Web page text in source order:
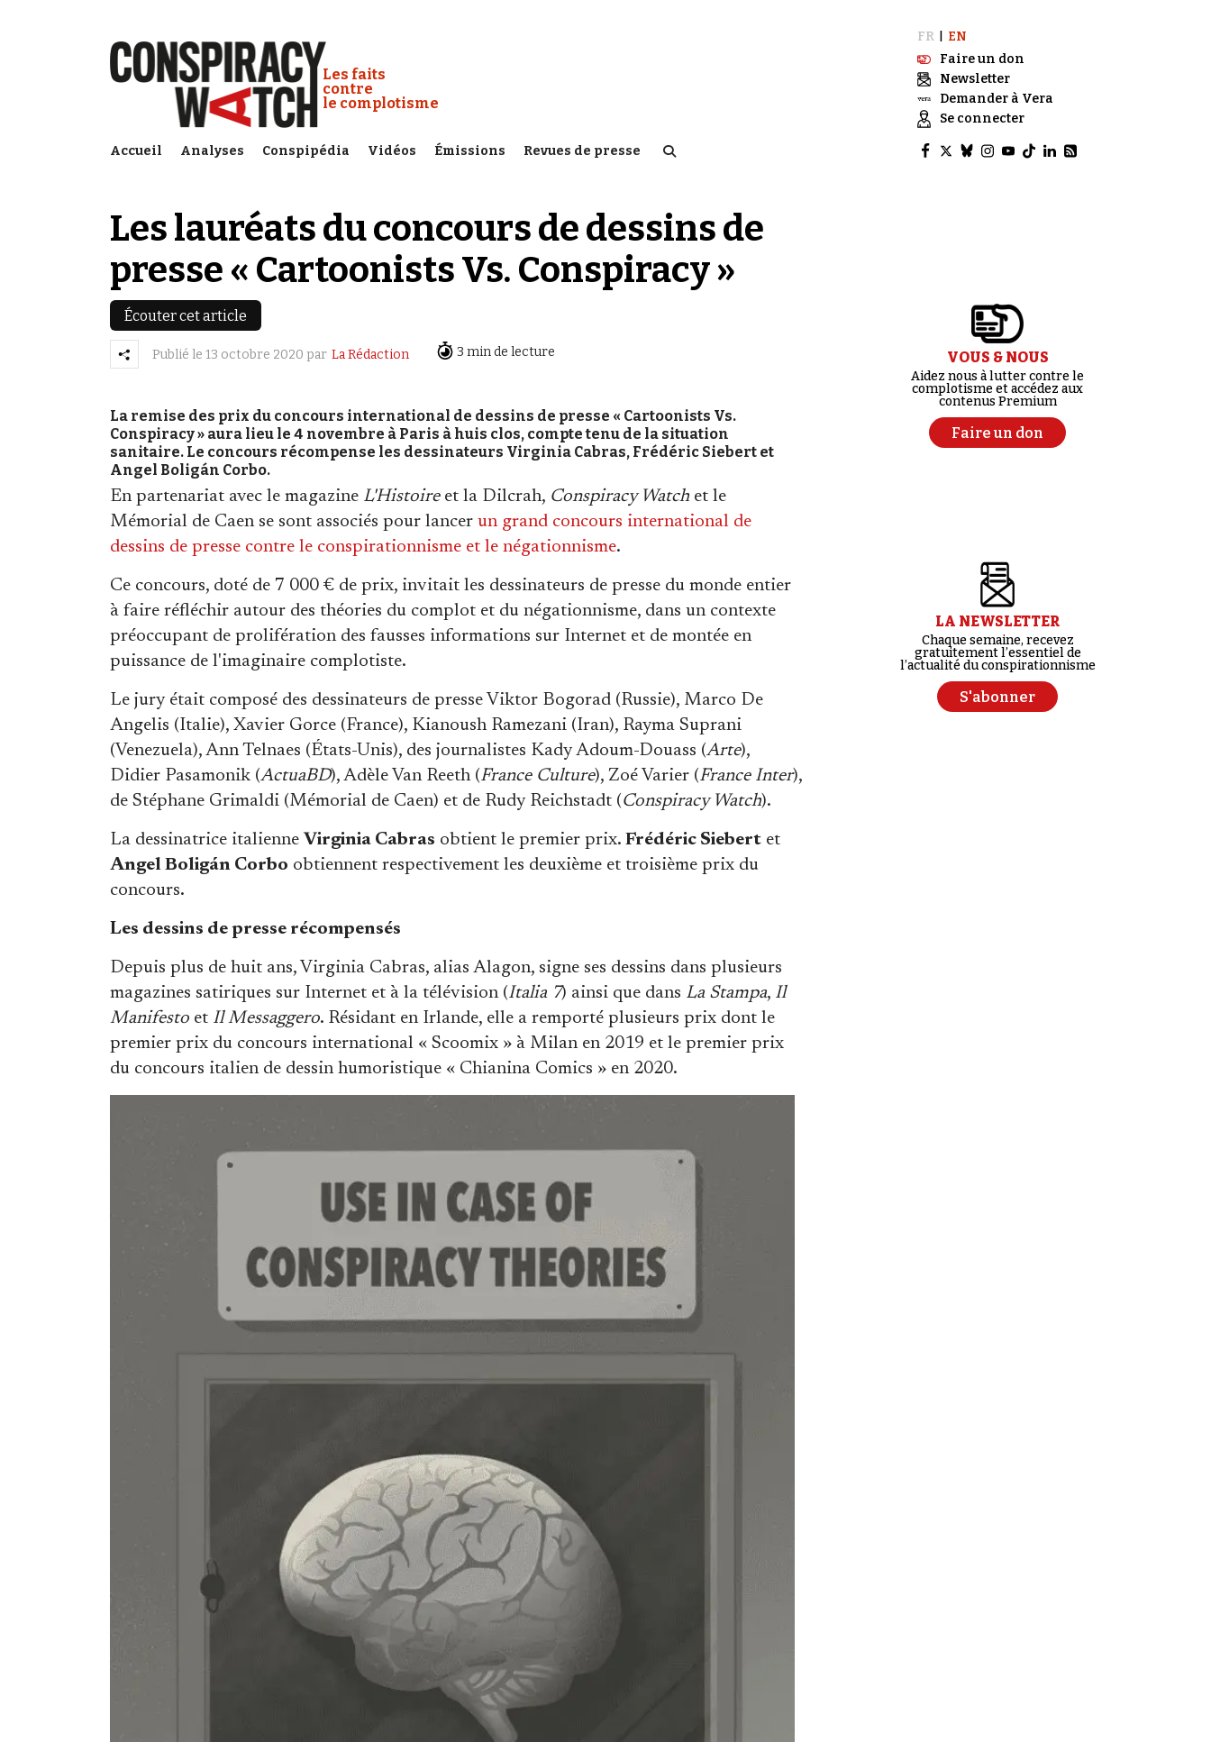
Conspiracy Watch :
Les faits
contre
le complotisme
Accueil Analyses Conspipédia Vidéos Émissions Revues de presse
FR
EN
Faire un don
Newsletter
Demander à Vera
Se connecter
Les lauréats du concours de dessins de
presse « Cartoonists Vs. Conspiracy »
Écouter cet article
Publié le 13 octobre 2020 par La Rédaction 3 min de lecture
La remise des prix du concours international de dessins de presse « Cartoonists Vs.
Conspiracy » aura lieu le 4 novembre à Paris à huis clos, compte tenu de la situation
sanitaire. Le concours récompense les dessinateurs Virginia Cabras, Frédéric Siebert et
Angel Boligán Corbo.
En partenariat avec le magazine L'Histoireet la Dilcrah, Conspiracy Watch et le
Mémorial de Caen se sont associés pour lancer un grand concours international de
dessins de presse contre le conspirationnisme et le négationnisme.
Ce concours, doté de 7 000 € de prix, invitait les dessinateurs de presse du monde entier
à faire réfléchir autour des théories du complot et du négationnisme, dans un contexte
préoccupant de prolifération des fausses informations sur Internet et de montée en
puissance de l'imaginaire complotiste.
Le jury était composé des dessinateurs de presse Viktor Bogorad (Russie), Marco De
Angelis (Italie), Xavier Gorce (France), Kianoush Ramezani (Iran), Rayma Suprani
(Venezuela), Ann Telnaes (États-Unis), des journalistes Kady Adoum-Douass (Arte),
Didier Pasamonik (ActuaBD), Adèle Van Reeth (France Culture), Zoé Varier (France Inter),
de Stéphane Grimaldi (Mémorial de Caen) et de Rudy Reichstadt (Conspiracy Watch).
La dessinatrice italienne Virginia Cabras obtient le premier prix. Frédéric Siebert et
Angel Boligán Corbo obtiennent respectivement les deuxième et troisième prix du
concours.
Les dessins de presse récompensés
Depuis plus de huit ans, Virginia Cabras, alias Alagon, signe ses dessins dans plusieurs
magazines satiriques sur Internet et à la télévision (Italia 7) ainsi que dans La Stampa, Il
Manifesto et Il Messaggero. Résidant en Irlande, elle a remporté plusieurs prix dont le
premier prix du concours international « Scoomix » à Milan en 2019 et le premier prix
du concours italien de dessin humoristique « Chianina Comics » en 2020.
VOUS & NOUS
Aidez nous à lutter contre le
complotisme et accédez aux
contenus Premium
Faire un don
LA NEWSLETTER
Chaque semaine, recevez
gratuitement l’essentiel de
l’actualité du conspirationnisme
S'abonner